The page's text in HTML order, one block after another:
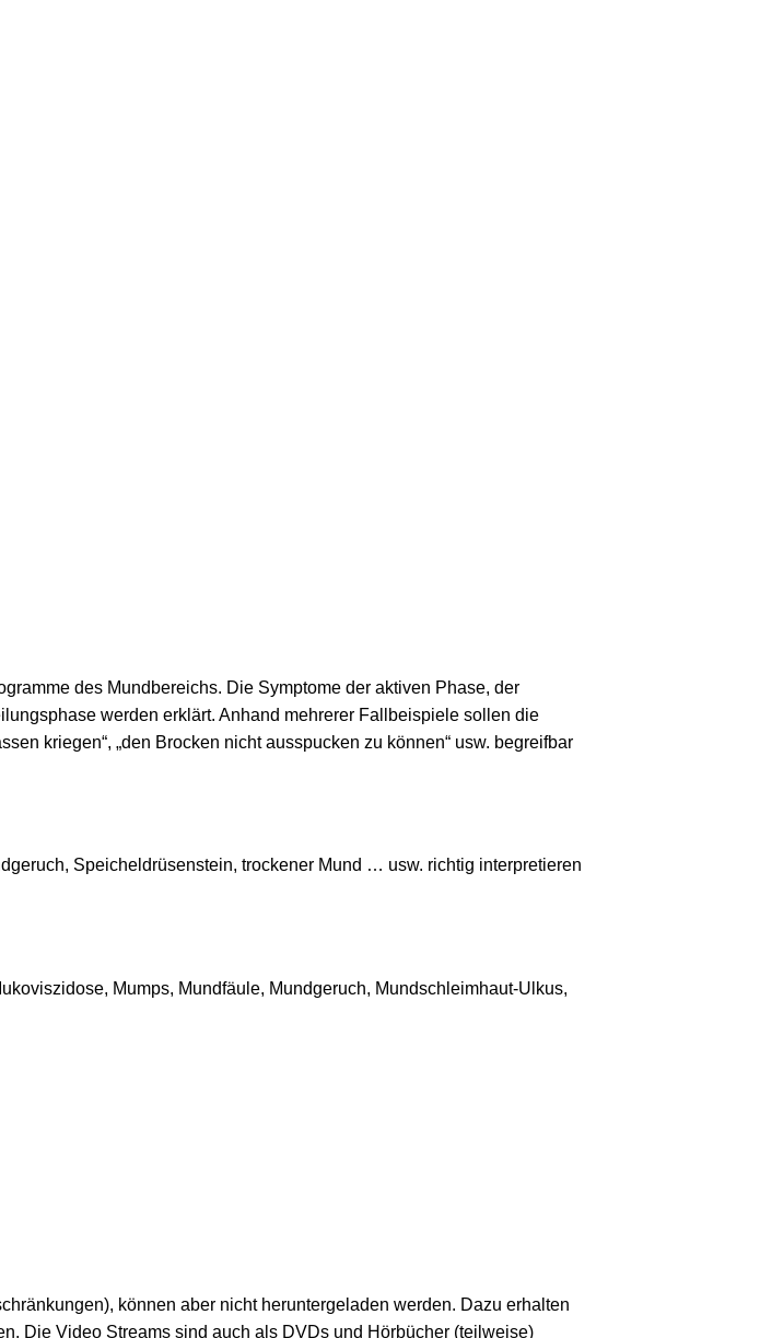
des Mundbereichs. Die Symptome der aktiven Phase, der
werden erklärt. Anhand mehrerer Fallbeispiele sollen die
kriegen“, „den Brocken nicht ausspucken zu können“ usw. begreifbar
Speicheldrüsenstein, trockener Mund … usw. richtig interpretieren
Mumps, Mundfäule, Mundgeruch, Mundschleimhaut-Ulkus,
können aber nicht heruntergeladen werden. Dazu erhalten
Die Video Streams sind auch als DVDs und Hörbücher (teilweise)